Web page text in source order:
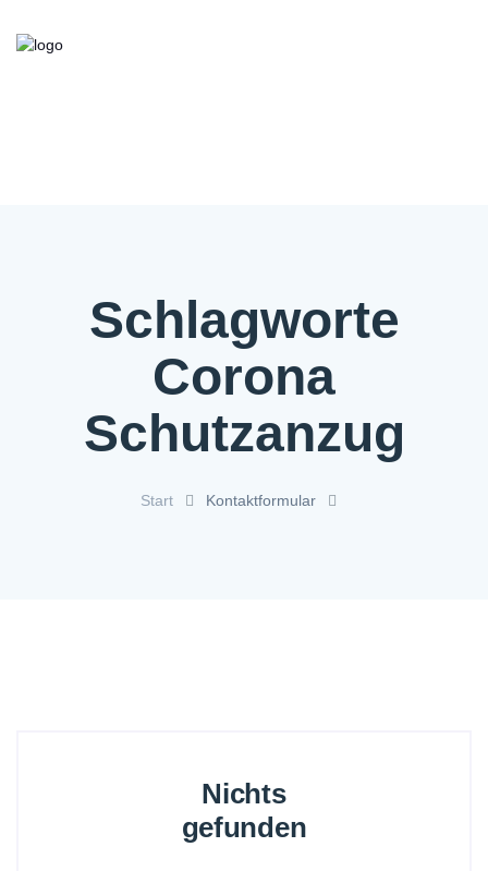
Schlagworte
Corona
Schutzanzug
Start Kontaktformular
Nichts
gefunden